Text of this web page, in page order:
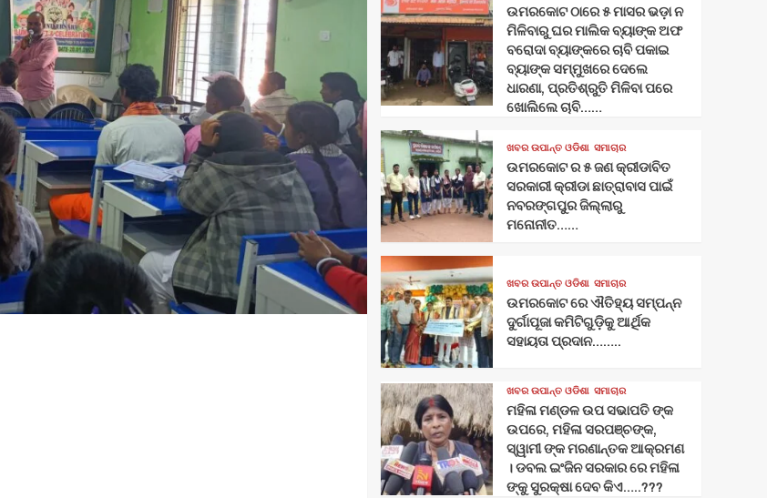
ଉମରକୋଟ ଠାରେ ୫ ମାସର ଭଡ଼ା ନ
ମିଳିବାରୁ ଘର ମାଲିକ ବ୍ୟାଙ୍କ ଅଫ
ବରୋଦା ବ୍ୟାଙ୍କରେ ଚାବି ପକାଇ
ବ୍ୟାଙ୍କ ସମ୍ମୁଖରେ ଦେଲେ
ଧାରଣା, ପ୍ରତିଶ୍ରୁତି ମିଳିବା ପରେ
ଖୋଲିଲେ ଚାବି……
ଖବର ଉପାନ୍ତ ଓଡିଶା ସମାଚାର
ଉମରକୋଟ ର ୫ ଜଣ କ୍ରୀଡାବିତ
ସରକାରୀ କ୍ରୀଡା ଛାତ୍ରାବାସ ପାଇଁ
ନବରଙ୍ଗପୁର ଜିଲ୍ଲାରୁ
ମନୋନୀତ……
ଖବର ଉପାନ୍ତ ଓଡିଶା ସମାଚାର
ଉମରକୋଟ ରେ ଐତିହ୍ୟ ସମ୍ପନ୍ନ
ଦୁର୍ଗାପୂଜା କମିଟିଗୁଡ଼ିକୁ ଆର୍ଥିକ
ସହାୟତା ପ୍ରଦାନ……..
ଖବର ଉପାନ୍ତ ଓଡିଶା ସମାଚାର
ମହିଳା ମଣ୍ଡଳ ଉପ ସଭାପତି ଙ୍କ
ଉପରେ, ମହିଳା ସରପଞ୍ଚଙ୍କ,
ସ୍ୱାମୀ ଙ୍କ ମରଣାନ୍ତକ ଆକ୍ରମଣ
। ଡବଲ ଇଂଜିନ ସରକାର ରେ ମହିଳା
ଙ୍କୁ ସୁରକ୍ଷା ଦେବ କିଏ…..???